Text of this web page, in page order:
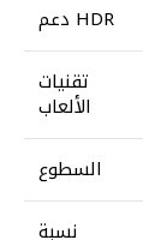
دعم HDR
تقنيات
الألعاب
السطوع
نسبة